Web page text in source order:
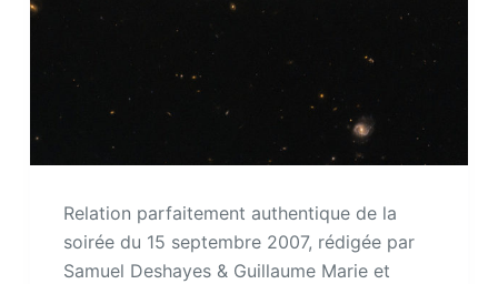
Relation parfaitement authentique de la
soirée du 15 septembre 2007, rédigée par
Samuel Deshayes & Guillaume Marie et